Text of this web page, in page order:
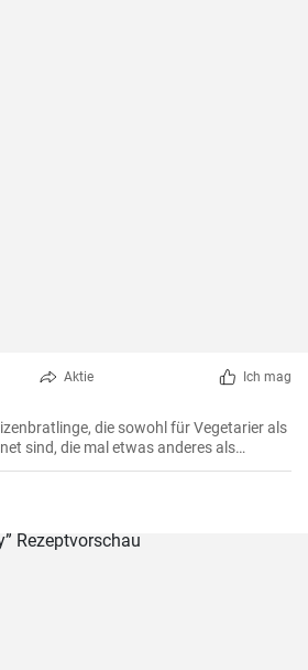
Aktie Ich mag
die sowohl für Vegetarier als
sind, die mal etwas anderes als
möchten.